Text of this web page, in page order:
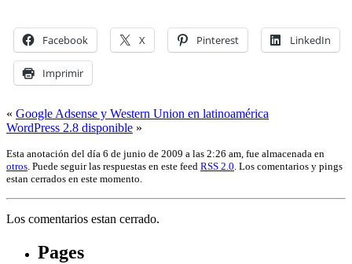
Facebook X Pinterest LinkedIn
Imprimir
« Google Adsense y Western Union en latinoamérica
WordPress 2.8 disponible »
Esta anotación del día 6 de junio de 2009 a las 2:26 am, fue almacenada en
otros. Puede seguir las respuestas en este feed RSS 2.0. Los comentarios y pings
estan cerrados en este momento.
Los comentarios estan cerrado.
Pages